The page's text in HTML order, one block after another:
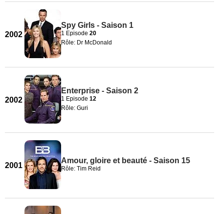
2002
Spy Girls - Saison 1
1 Episode 20
Rôle: Dr McDonald
2002
Enterprise - Saison 2
1 Episode 12
Rôle: Guri
2001
Amour, gloire et beauté - Saison 15
Rôle: Tim Reid